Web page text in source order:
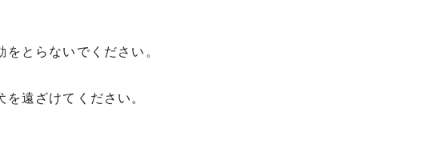
とらないでください。
遠ざけてください。